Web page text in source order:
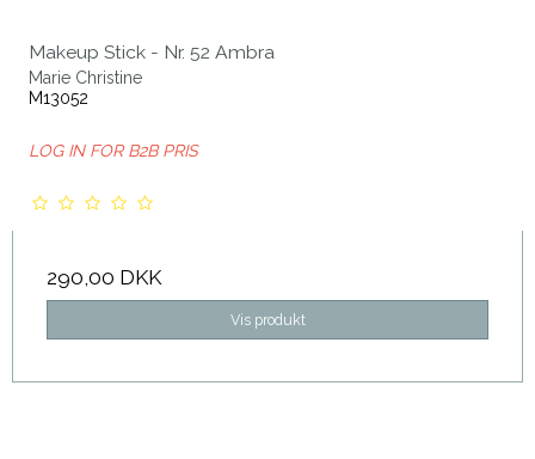
Makeup Stick - Nr. 52 Ambra
Marie Christine
M13052
LOG IN FOR B2B PRIS
290,00 DKK
Vis produkt